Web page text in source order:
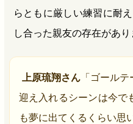
らともに厳しい練習に耐
し合った親友の存在があり
上原琉翔さん「ゴールテ
迎え入れるシーンは今で
も夢に出てくるくらい思